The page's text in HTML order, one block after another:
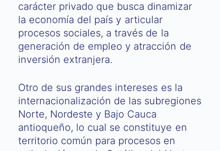
carácter privado que busca dinamizar
la economía del país y articular
procesos sociales, a través de la
generación de empleo y atracción de
inversión extranjera.
Otro de sus grandes intereses es la
internacionalización de las subregiones
Norte, Nordeste y Bajo Cauca
antioqueño, lo cual se constituye en
territorio común para procesos en